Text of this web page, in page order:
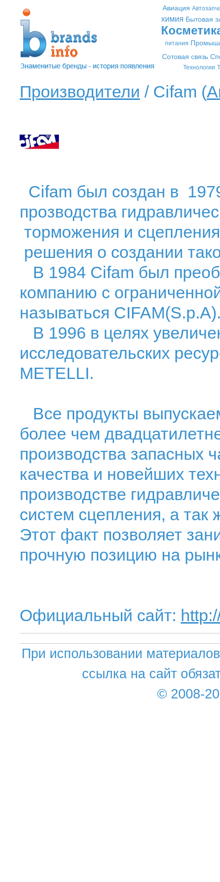
Авиация
химия Бытовая
питания
Сотовая связь
Технологии
Производители / Cifam (
Cifam был создан в
прозводства
торможения и
решения о создании
В 1984 Cifam был
компанию с
называться
В 1996 в целях
исследовательских
METELLI.
Все продукты
более чем
производства запасных
качества и новейших
производстве
систем сцепления, а
Этот факт позволяет
прочную позицию на
Официальный сайт:
При использовании
ссылка на сайт
© 2008-